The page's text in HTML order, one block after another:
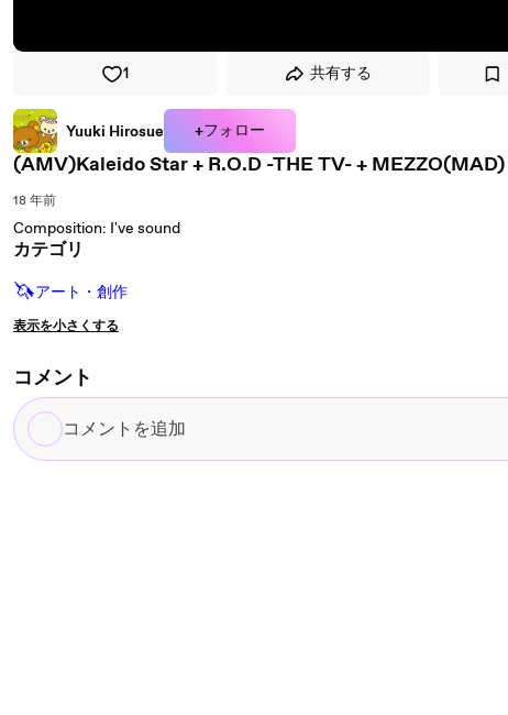
1 共有する
Yuuki Hirosue +フォロー
(AMV)Kaleido Star + R.O.D -THE TV- + MEZZO(MAD)
18 年前
Composition: I've sound
カテゴリ
🦄アート・創作
表示を小さくする
コメント
コ
メ